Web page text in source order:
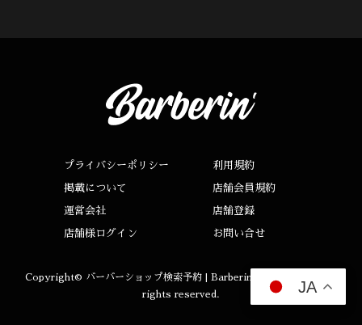
プライバシーポリシー 利用規約
掲載について 店舗会員規約
運営会社 店舗登録
店舗様ログイン お問い合せ
Copyright© バーバーショップ検索予約 | Barberin（バーバリン）
rights reserved.
JA